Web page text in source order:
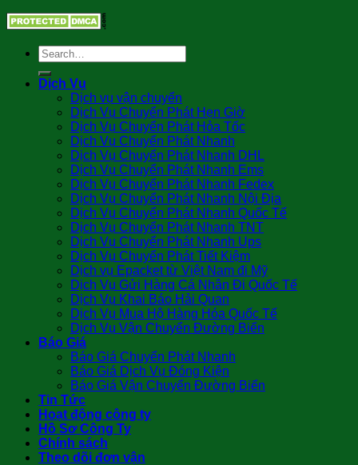
Dịch Vụ
Dịch vụ vận chuyển
Dịch Vụ Chuyển Phát Hẹn Giờ
Dịch Vụ Chuyển Phát Hỏa Tốc
Dịch Vụ Chuyển Phát Nhanh
Dịch Vụ Chuyển Phát Nhanh DHL
Dịch Vụ Chuyển Phát Nhanh Ems
Dịch Vụ Chuyển Phát Nhanh Fedex
Dịch Vụ Chuyển Phát Nhanh Nội Địa
Dịch Vụ Chuyển Phát Nhanh Quốc Tế
Dịch Vụ Chuyển Phát Nhanh TNT
Dịch Vụ Chuyển Phát Nhanh Ups
Dịch Vụ Chuyển Phát Tiết Kiệm
Dịch vụ Epacket từ Việt Nam đi Mỹ
Dịch Vụ Gửi Hàng Cá Nhân Đi Quốc Tế
Dịch Vụ Khai Báo Hải Quan
Dịch Vụ Mua Hộ Hàng Hóa Quốc Tế
Dịch Vụ Vận Chuyển Đường Biển
Báo Giá
Báo Giá Chuyển Phát Nhanh
Báo Giá Dịch Vụ Đóng Kiện
Báo Giá Vận Chuyển Đường Biển
Tin Tức
Hoạt động công ty
Hồ Sơ Công Ty
Chính sách
Theo dõi đơn vận